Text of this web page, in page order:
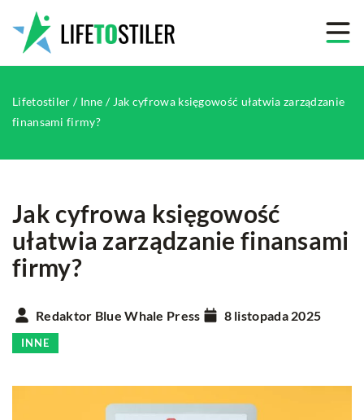
Lifetostiler / Inne / Jak cyfrowa księgowość ułatwia zarządzanie
finansami firmy?
Jak cyfrowa księgowość
ułatwia zarządzanie finansami
firmy?
Redaktor Blue Whale Press 8 listopada 2025
INNE